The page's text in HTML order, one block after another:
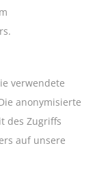
verwendete
anonymisierte
des Zugriffs
auf unsere